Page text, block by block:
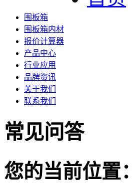
围板箱
围板箱内材
报价计算器
产品中心
行业应用
品牌资讯
关于我们
联系我们
常见问答
您的当前位置：